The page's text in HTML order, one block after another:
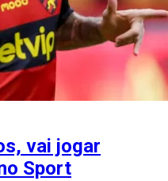
vai jogar
Sport